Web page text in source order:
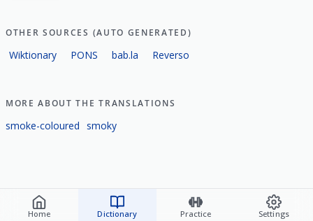
Home Dictionary Practice Settings
OTHER SOURCES (AUTO GENERATED)
Wiktionary PONS bab.la Reverso
MORE ABOUT THE TRANSLATIONS
smoke-coloured smoky